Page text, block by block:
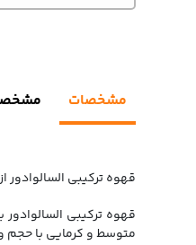
مشخصات
قهوه ترکیبی السالوادور از ترکیب ۳۰٪ دانه قهوه عربیکا و ۷۰٪ دانه قهوه روبوستا، از مزراع کشور السالوادرو تهیه شده که در
متوسط و کرمایی با حجم